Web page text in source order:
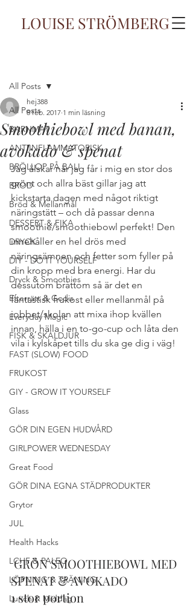
LOUISE STRÖMBERG
All Posts
BARNMAT
ANTIINFLAMMATORISK
BRÖLLOP PÅ BALI
BRÖD
Bröd & Mellanmål
DESSERT & FIKA
DRYCK
DIY - DO IT YOURSELF
Dryck & Smoothies
Efterrätt & Godis
Everyday Magic
FISK & SKALDJUR
FAST (SLOW) FOOD
FRUKOST
GIY - GROW IT YOURSELF
Glass
GÖR DIN EGEN HUDVÅRD
GIRLPOWER WEDNESDAY
Great Food
GÖR DINA EGNA STÄDPRODUKTER
Grytor
JUL
Health Hacks
LCHF & PALEO
LÖPNING & TRÄNING
Lunch & Middag
All Posts
Smoothiebowl med banan,
avokado & spenat
hej388
8 feb. 2017 1 min läsning
Jag älskar när jag får i mig en stor dos
grönt och allra bäst gillar jag att
kickstarta dagen med något riktigt
näringstätt – och då passar denna
smoothie/smoothiebowl perfekt! Den
innehåller en hel drös med
näringsämnen och fetter som fyller på
din kropp med bra energi. Har du
dessutom bråttom så är det en
fantastisk frukost eller mellanmål på
jobbet/skolan att mixa ihop kvällen
innan, hälla i en to-go-cup och låta den
vila i kylskåpet tills du ska ge dig i väg!
GRÖN SMOOTHIEBOWL MED
SPENAT & AVOKADO
1 stor portion